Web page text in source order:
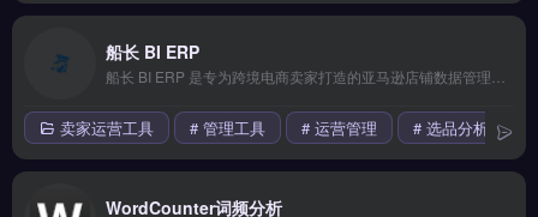
船长 BI ERP
卖家运营工具 # 管理工具 # 运营管理 # 选品分析
WordCounter词频分析